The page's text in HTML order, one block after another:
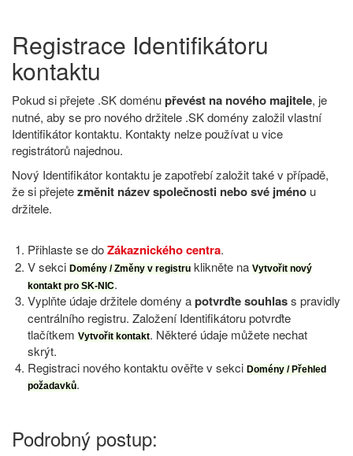
Registrace Identifikátoru
kontaktu
Pokud si přejete .SK doménupřevést na nového majitele, je
nutné, aby se pro nového držitele .SK domény založil vlastní
Identifikátor kontaktu. Kontakty nelze používat u vice
registrátorů najednou.
Nový Identifikátor kontaktu je zapotřebí založit také v případě,
že si přejetezměnit název společnosti nebo své jméno u
držitele.
Přihlaste se doZákaznického centra.
V sekci Domény / Změny v registru klikněte na Vytvořit nový
kontakt pro SK-NIC.
Vyplňte údaje držitele domény apotvrďte souhlass pravidly
centrálního registru. Založení Identifikátoru potvrďte
tlačítkem Vytvořit kontakt. Některé údaje můžete nechat
skrýt.
Registraci nového kontaktu ověřte v sekci Domény / Přehled
požadavků.
Podrobný postup: